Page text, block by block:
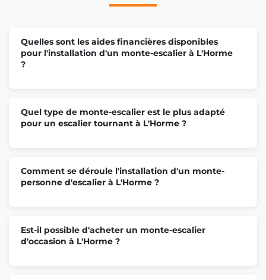
Quelles sont les aides financières disponibles
pour l'installation d'un monte-escalier à L'Horme
?
Quel type de monte-escalier est le plus adapté
pour un escalier tournant à L'Horme ?
Comment se déroule l'installation d'un monte-
personne d'escalier à L'Horme ?
Est-il possible d'acheter un monte-escalier
d'occasion à L'Horme ?